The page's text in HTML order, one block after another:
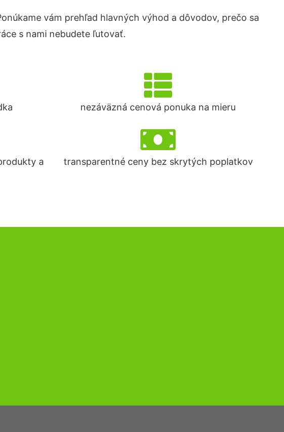
vám prehľad hlavných výhod a dôvodov, prečo sa
s nami nebudete ľutovať.
nezáväzná cenová ponuka na mieru
a
transparentné ceny bez skrytých poplatkov